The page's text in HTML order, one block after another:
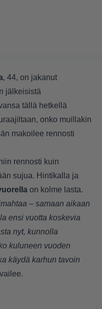
, 44, on jakanut
jälkeisistä
tällä hetkellä
onko muillakin
makoilee rennosti
rennosti kuin
sujua. Hintikalla ja
on kolme lasta.
– samaan aikaan
ensi vuotta koskevia
nyt, kunnolla
kuluneen vuoden
käydä karhun tavoin